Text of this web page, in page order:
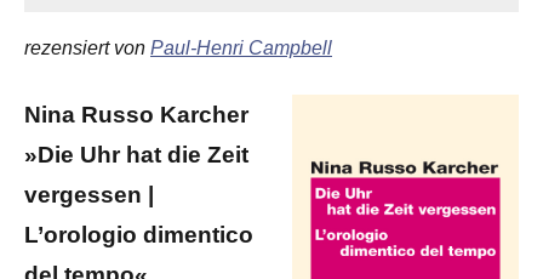
rezensiert von Paul-Henri Campbell
Nina Russo Karcher
»Die Uhr hat die Zeit
vergessen |
L’orologio dimentico